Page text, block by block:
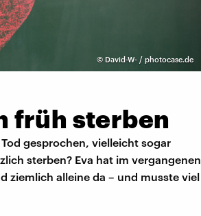
© David-W- / photocase.de
früh sterben
gesprochen, vielleicht sogar
sterben? Eva hat im vergangenen
ziemlich alleine da – und musste viel